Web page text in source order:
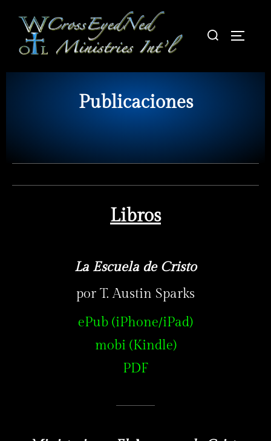
Publicaciones
Libros
La Escuela de Cristo
por T. Austin Sparks
ePub (iPhone/iPad)
mobi (Kindle)
PDF